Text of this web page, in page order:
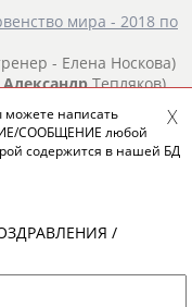
мира - 2018 по
- Елена Носкова)
АлександрТепляков)
)
то мыслей о том, что
(3:2) на
)
написать
СООБЩЕНИЕ любой
содержится в нашей БД
/